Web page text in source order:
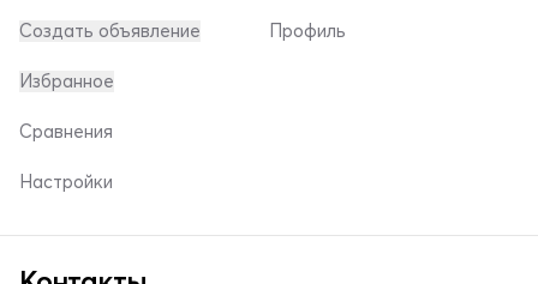
Создать объявление Профиль
Избранное
Сравнения
Настройки